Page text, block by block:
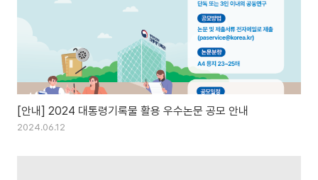
[안내] 2024 대통령기록물 활용 우수논문 공모 안내
2024.06.12